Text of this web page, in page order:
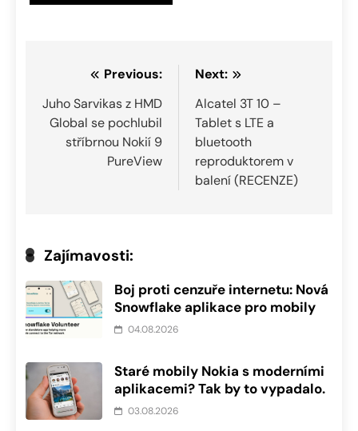
Navigace
pro
příspěvek
Previous:
Juho Sarvikas z HMD
Global se pochlubil
stříbrnou Nokií 9
PureView
Next:
Alcatel 3T 10 –
Tablet s LTE a
bluetooth
reproduktorem v
balení (RECENZE)
Zajímavosti:
Boj proti cenzuře internetu: Nová
Snowflake aplikace pro mobily
04.08.2026
Staré mobily Nokia s moderními
aplikacemi? Tak by to vypadalo.
03.08.2026